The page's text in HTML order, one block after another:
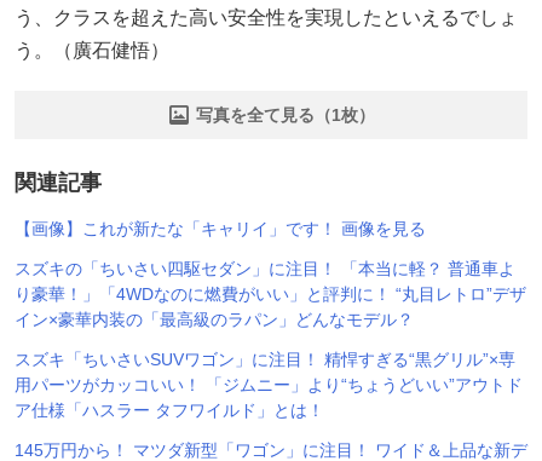
う、クラスを超えた高い安全性を実現したといえるでしょ
う。（廣石健悟）
写真を全て見る（1枚）
関連記事
【画像】これが新たな「キャリイ」です！ 画像を見る
スズキの「ちいさい四駆セダン」に注目！ 「本当に軽？ 普通車よ
り豪華！」「4WDなのに燃費がいい」と評判に！ “丸目レトロ”デザ
イン×豪華内装の「最高級のラパン」どんなモデル？
スズキ「ちいさいSUVワゴン」に注目！ 精悍すぎる“黒グリル”×専
用パーツがカッコいい！ 「ジムニー」より“ちょうどいい”アウトド
ア仕様「ハスラー タフワイルド」とは！
145万円から！ マツダ新型「ワゴン」に注目！ ワイド＆上品な新デ